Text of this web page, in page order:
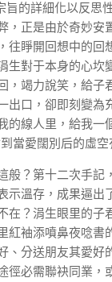
旨的詳細化以反思
，正是由於奇妙安
往睜開回想中的
生對于本身的心坎
，竭力說笑，給子
出口，卻即刻變為
的線人里，給我一
當愛闊別后的虛空
般？第十二次手記
示溫存，成果逼出
在？涓生眼里的子
紅袖添噴鼻夜唸書
、分送朋友其愛好
徑必需聯袂同業，